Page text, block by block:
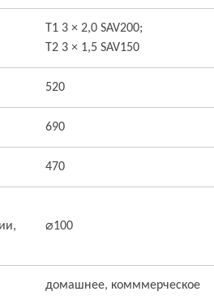
T1 3 × 2,0 SAV200;
T2 3 × 1,5 SAV150
520
690
470
⌀100
домашнее, комммерческое